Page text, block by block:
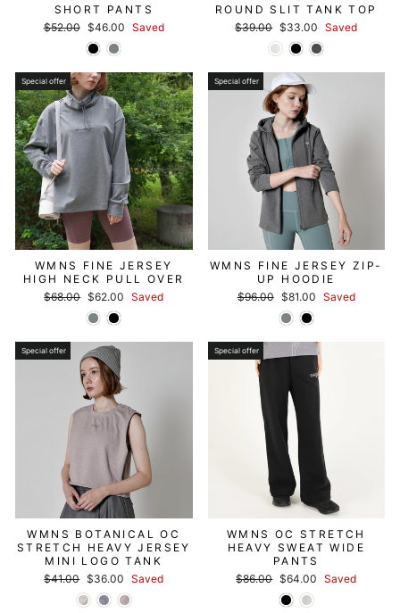
SHORT PANTS
Regular
$52.00 セ
ー
ル
格
$46.00 Saved
ROUND SLIT TANK TOP
Regular
$39.00 セ
ー
ル
格
$33.00 Saved
Special offer
WMNS FINE JERSEY
HIGH NECK PULL OVER
Regular
$68.00 セ
ー
ル
格
$62.00 Saved
Special offer
WMNS FINE JERSEY ZIP-
UP HOODIE
Regular
$96.00
セ
ー
ル
$81.00 Saved
Special offer
WMNS BOTANICAL OC
STRETCH HEAVY JERSEY
MINI LOGO TANK
Regular
$41.00 セ
ー
ル
$36.00 Saved
Special offer
WMNS OC STRETCH
HEAVY SWEAT WIDE
PANTS
Regular
$86.00 セ
ー
ル
$64.00 Saved